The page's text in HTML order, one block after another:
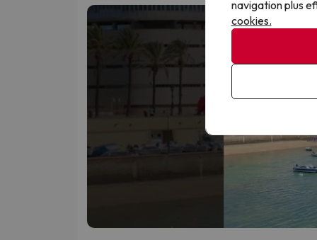
navigation plus
cookies.